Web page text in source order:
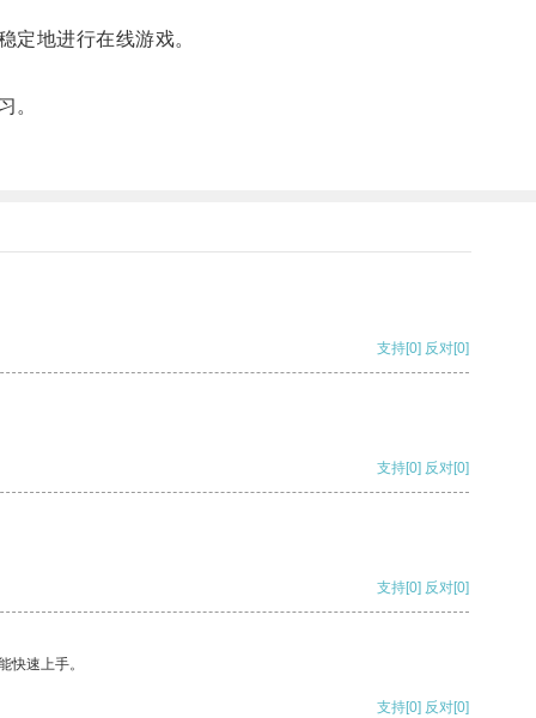
地进行在线游戏。
。
支持[0] 反对[0]
支持[0] 反对[0]
支持[0] 反对[0]
快速上手。
支持[0] 反对[0]